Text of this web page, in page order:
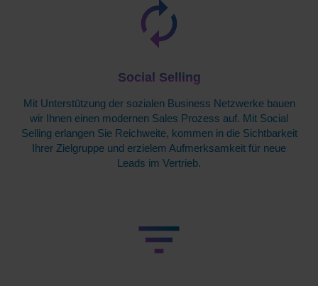
Social Selling
Mit Unterstützung der sozialen Business Netzwerke bauen
wir Ihnen einen modernen Sales Prozess auf. Mit Social
Selling erlangen Sie Reichweite, kommen in die Sichtbarkeit
Ihrer Zielgruppe und erzielem Aufmerksamkeit für neue
Leads im Vertrieb.